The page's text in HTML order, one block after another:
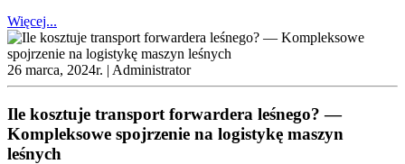
Więcej...
26 marca, 2024r. | Administrator
Ile kosztuje transport forwardera leśnego? —
Kompleksowe spojrzenie na logistykę maszyn
leśnych